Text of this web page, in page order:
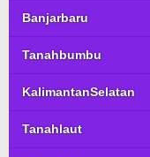
Banjarbaru
Tanahbumbu
KalimantanSelatan
Tanahlaut